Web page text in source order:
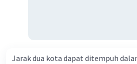
Jarak dua kota dapat ditempuh